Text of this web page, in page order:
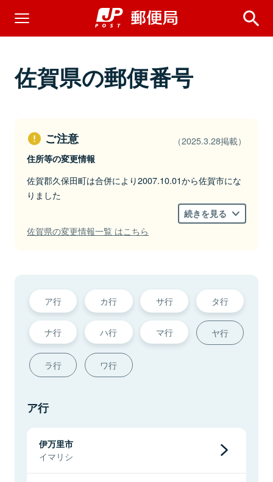
佐賀県の郵便番号
ご注意 （2025.3.28掲載）
住所等の変更情報
佐賀郡久保田町は合併により2007.10.01から佐賀市にな
りました
続きを見る
佐賀県の変更情報一覧 はこちら
ア行 カ行 サ行 タ行
ナ行 ハ行 マ行 ヤ行
ラ行 ワ行
ア行
伊万里市
イマリシ